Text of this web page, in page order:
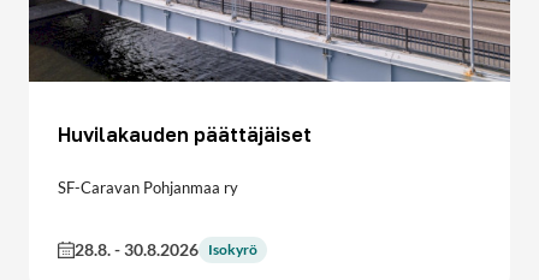
Huvilakauden päättäjäiset
SF-Caravan Pohjanmaa ry
28.8.-30.8.2026 Isokyrö